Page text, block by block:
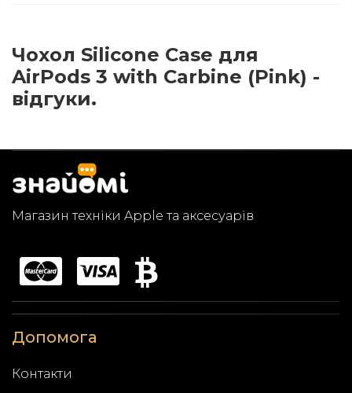
Чохол Silicone Case для
AirPods 3 with Carbine (Pink) -
відгуки.
Магазин техніки Apple та аксесуарів
Допомога
Контакти